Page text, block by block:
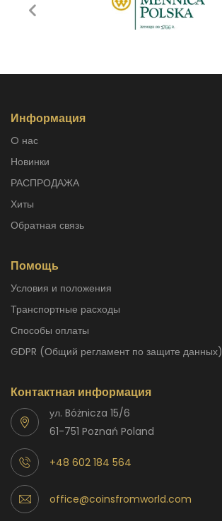
Информация
O нас
Новинки
РАСПРОДАЖА
Хиты
Обратная связь
Помощь
Условия и положения
Транспортные расходы
способы оплаты
GDPR (Общий регламент по защите данных)
Контактная информация
ул. Bóżnicza 15/6
61-751 Poznań Poland
+48 602 184 564
office@coinsfromworld.com